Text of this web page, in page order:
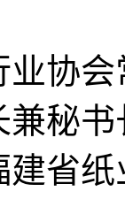
会
秘
省